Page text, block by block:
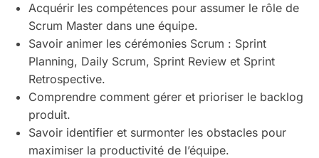
Acquérir les compétences pour assumer le rôle de
Scrum Master dans une équipe.
Savoir animer les cérémonies Scrum : Sprint
Planning, Daily Scrum, Sprint Review et Sprint
Retrospective.
Comprendre comment gérer et prioriser le backlog
produit.
Savoir identifier et surmonter les obstacles pour
maximiser la productivité de l’équipe.